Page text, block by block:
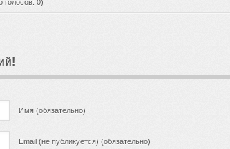
голосов: 0)
Имя (обязательно)
Email (не публикуется) (обязательно)